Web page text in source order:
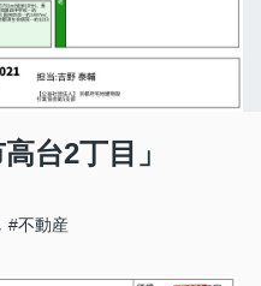
台2丁目」
#不動産